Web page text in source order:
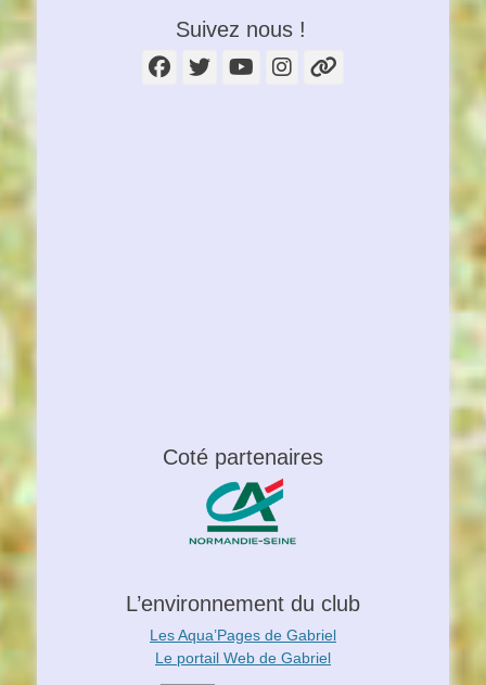
Suivez nous !
Facebook
Twitter
YouTube
Instagram
Coté partenaires
L’environnement du club
Les Aqua’Pages de Gabriel
Le portail Web de Gabriel